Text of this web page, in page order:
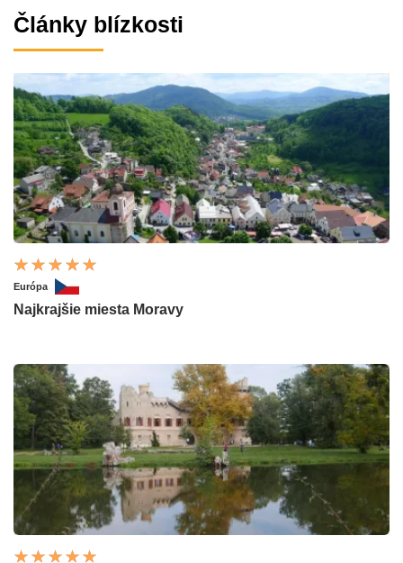
Články blízkosti
Európa
Najkrajšie miesta Moravy